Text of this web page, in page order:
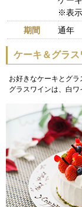
※表示
期間
通年
ケーキ＆グラス
お好きなケーキとグラ
グラスワインは、白ワ